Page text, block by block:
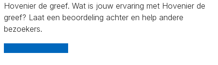
Hovenier de greef. Wat is jouw ervaring met Hovenier de
greef? Laat een beoordeling achter en help andere
bezoekers.